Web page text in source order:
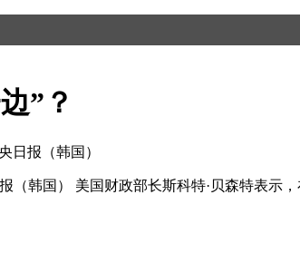
”？
日报（韩国）
韩国） 美国财政部长斯科特·贝森特表示